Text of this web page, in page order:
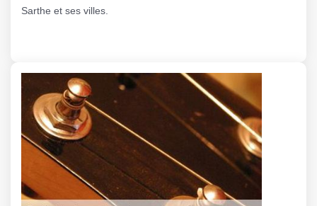
Sarthe et ses villes.